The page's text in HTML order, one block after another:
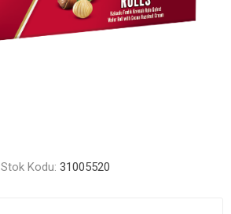
Stok Kodu: 31005520